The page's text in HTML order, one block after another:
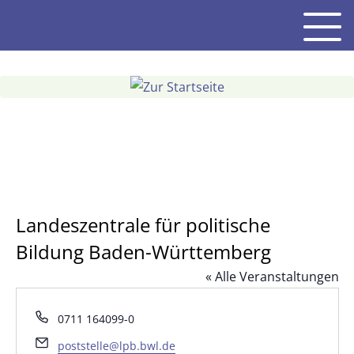
Inhalt
Landeszentrale für politische
Bildung Baden-Württemberg
« Alle Veranstaltungen
Telefon
0711 164099-0
Email
poststelle@lpb.bwl.de